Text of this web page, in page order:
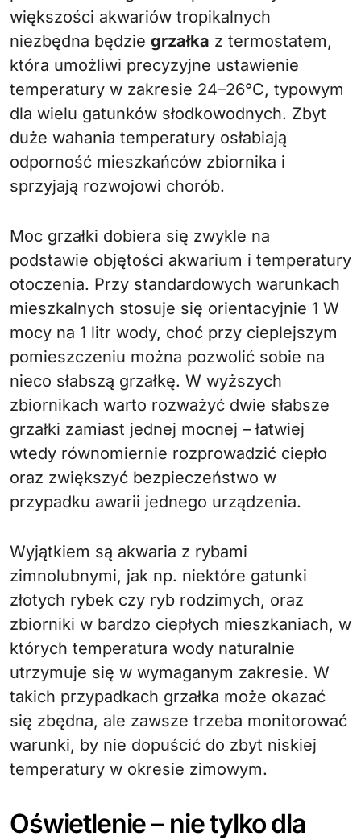
większości akwariów tropikalnych
niezbędna będzie grzałka z termostatem,
która umożliwi precyzyjne ustawienie
temperatury w zakresie 24–26°C, typowym
dla wielu gatunków słodkowodnych. Zbyt
duże wahania temperatury osłabiają
odporność mieszkańców zbiornika i
sprzyjają rozwojowi chorób.
Moc grzałki dobiera się zwykle na
podstawie objętości akwarium i temperatury
otoczenia. Przy standardowych warunkach
mieszkalnych stosuje się orientacyjnie 1 W
mocy na 1 litr wody, choć przy cieplejszym
pomieszczeniu można pozwolić sobie na
nieco słabszą grzałkę. W wyższych
zbiornikach warto rozważyć dwie słabsze
grzałki zamiast jednej mocnej – łatwiej
wtedy równomiernie rozprowadzić ciepło
oraz zwiększyć bezpieczeństwo w
przypadku awarii jednego urządzenia.
Wyjątkiem są akwaria z rybami
zimnolubnymi, jak np. niektóre gatunki
złotych rybek czy ryb rodzimych, oraz
zbiorniki w bardzo ciepłych mieszkaniach, w
których temperatura wody naturalnie
utrzymuje się w wymaganym zakresie. W
takich przypadkach grzałka może okazać
się zbędna, ale zawsze trzeba monitorować
warunki, by nie dopuścić do zbyt niskiej
temperatury w okresie zimowym.
Oświetlenie – nie tylko dla